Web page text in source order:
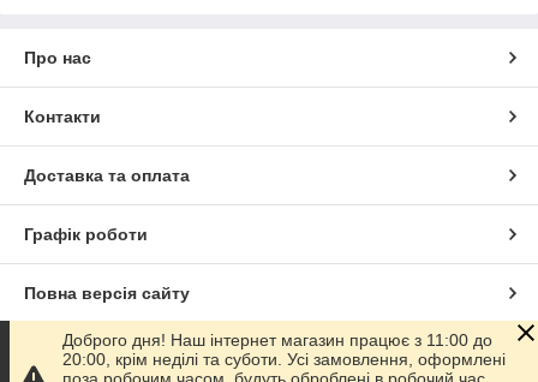
Про нас
Контакти
Доставка та оплата
Графік роботи
Повна версія сайту
Сайт створено на маркетплейсіProm.ua
Доброго дня! Наш інтернет магазин працює з 11:00 до
20:00, крім неділі та суботи. Усі замовлення, оформлені